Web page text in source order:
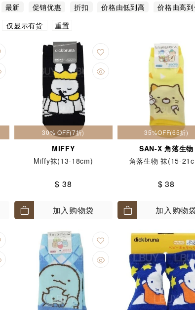
最新 促销优惠 折扣 价格由低到高 价格由高
仅显示有货 重置
30% OFF(7折)
MIFFY
Miffy袜(13-18cm)
$ 38
加入购物袋
35%OFF(65折)
SAN-X 角落生物
角落生物 袜(15-
$ 38
加入购物